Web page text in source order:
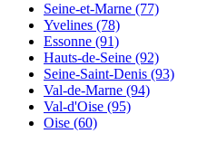
Seine-et-Marne (77)
Yvelines (78)
Essonne (91)
Hauts-de-Seine (92)
Seine-Saint-Denis (93)
Val-de-Marne (94)
Val-d'Oise (95)
Oise (60)